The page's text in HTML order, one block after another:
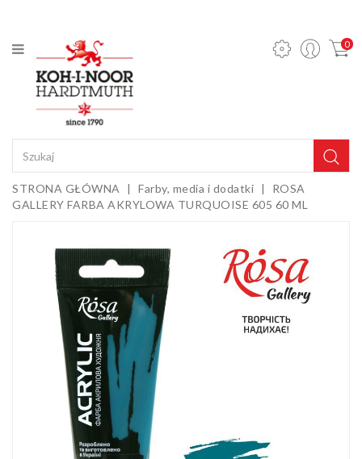
Ołówki
mechaniczne
i wkłady
Ołówki
grafitowe
Kredki
Pastele,
kredy
Gumki i
temperówki
Farby,
media i
dodatki
Sztalugi i
podobrazia
papiery
Kolorowanki
Poradniki
0
STRONA GŁÓWNA Farby, media i dodatki
ROSA
GALLERY FARBA AKRYLOWA TURQUOISE 605 60 ML